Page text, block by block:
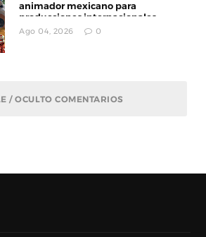
animador mexicano para
producciones internacionales
Ago 04, 2026 0
/ OCULTO COMENTARIOS